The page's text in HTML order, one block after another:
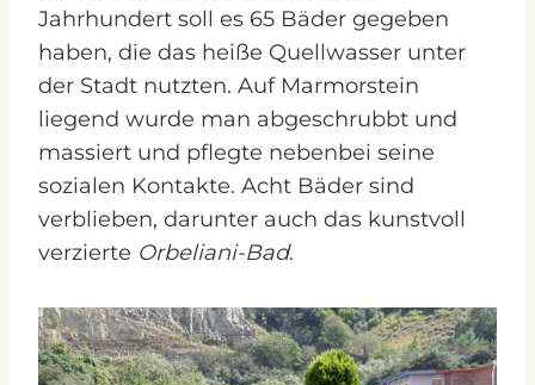
Jahrhundert soll es 65 Bäder gegeben
haben, die das heiße Quellwasser unter
der Stadt nutzten. Auf Marmorstein
liegend wurde man abgeschrubbt und
massiert und pflegte nebenbei seine
sozialen Kontakte. Acht Bäder sind
verblieben, darunter auch das kunstvoll
verzierte Orbeliani-Bad.